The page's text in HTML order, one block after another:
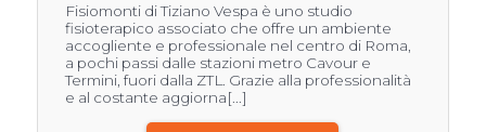
Fisiomonti di Tiziano Vespa è uno studio
fisioterapico associato che offre un ambiente
accogliente e professionale nel centro di Roma,
a pochi passi dalle stazioni metro Cavour e
Termini, fuori dalla ZTL. Grazie alla professionalità
e al costante aggiorna[...]